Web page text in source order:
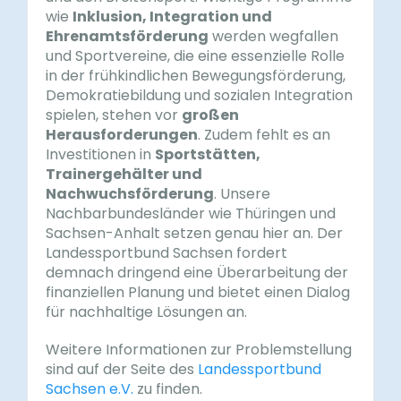
wie Inklusion, Integration und
Ehrenamtsförderung werden wegfallen
und Sportvereine, die eine essenzielle Rolle
in der frühkindlichen Bewegungsförderung,
Demokratiebildung und sozialen Integration
spielen, stehen vor großen
Herausforderungen. Zudem fehlt es an
Investitionen in Sportstätten,
Trainergehälter und
Nachwuchsförderung. Unsere
Nachbarbundesländer wie Thüringen und
Sachsen-Anhalt setzen genau hier an. Der
Landessportbund Sachsen fordert
demnach dringend eine Überarbeitung der
finanziellen Planung und bietet einen Dialog
für nachhaltige Lösungen an.
Weitere Informationen zur Problemstellung
sind auf der Seite des Landessportbund
Sachsen e.V. zu finden.